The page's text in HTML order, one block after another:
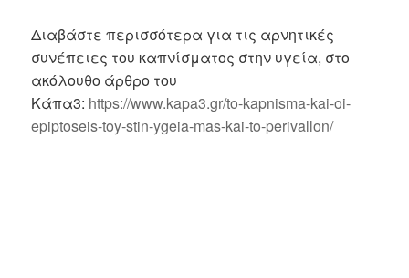
Διαβάστε περισσότερα για τις αρνητικές
συνέπειες του καπνίσματος στην υγεία, στο
ακόλουθο άρθρο του
Κάπα3: https://www.kapa3.gr/to-kapnisma-kai-oi-
epiptoseis-toy-stin-ygeia-mas-kai-to-perivallon/